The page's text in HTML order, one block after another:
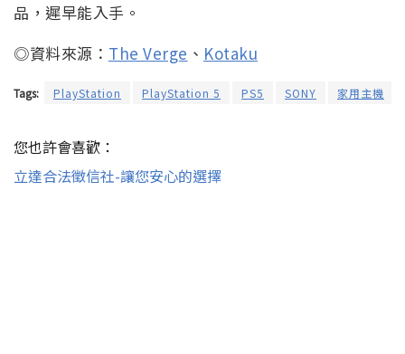
品，遲早能入手。
◎資料來源： The Verge 、 Kotaku
Tags: PlayStation PlayStation 5 PS5 SONY 家用主機
您也許會喜歡：
立達合法徵信社-讓您安心的選擇